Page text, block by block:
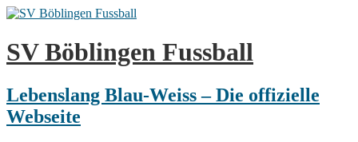
SV Böblingen Fussball
Lebenslang Blau-Weiss – Die offizielle
Webseite